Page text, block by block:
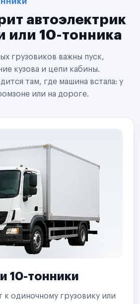
автоэлектрик
или 10-тонника
грузовиков важны пуск,
кузова и цепи кабины.
там, где машина встала: у
или на дороге.
10-тонники
к одиночному грузовику или